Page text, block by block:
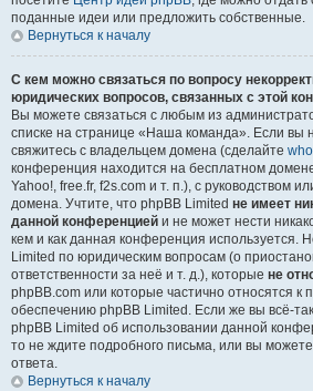
поданные идеи или предложить собственные.
Вернуться к началу
С кем можно связаться по вопросу
юридических вопросов, связанных с этой
Вы можете связаться с любым из
списке на странице «Наша команда». Если вы
свяжитесь с владельцем домена (сделайте
конференция находится на бесплатном
Yahoo!, free.fr, f2s.com и т. п.), с руководством
домена. Учтите, что phpBB Limited не имеет
данной конференцией и не может нести
кем и как данная конференция используется.
Limited по юридическим вопросам (о
ответственности за неё и т. д.), которые не
phpBB.com или которые частично относятся к
обеспечению phpBB Limited. Если же вы всё-
phpBB Limited об использовании данной
то не ждите подробного письма, или вы
ответа.
Вернуться к началу